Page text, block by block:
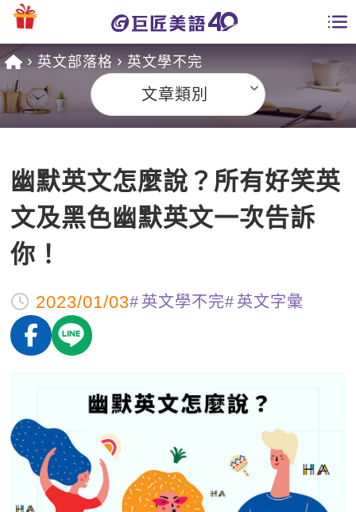
課程總覽
英文課程總表
英文會話
商用英文
英文檢定
TOEIC 多益課程
GEPT 全民英檢課程
TOEFL 托福課程
能力養成
自然發音
英文聽力養成
開口溜英文
旅遊英文
特色課程
主題課程
英語俱樂部
ECAM
線上真人
日語
韓語
更多
一對一家教
全國分校
免費資源
多益秒學堂
英文能力測驗
師資團隊
學習分享
學員讚出來
活動花絮
校園贊助
企業服務
學員專區
Recruiting
英文部落格 英文學不完
文章類別
幽默英文怎麼說？所有好笑英
文及黑色幽默英文一次告訴
你！
2023/01/03 英文學不完 英文字彙